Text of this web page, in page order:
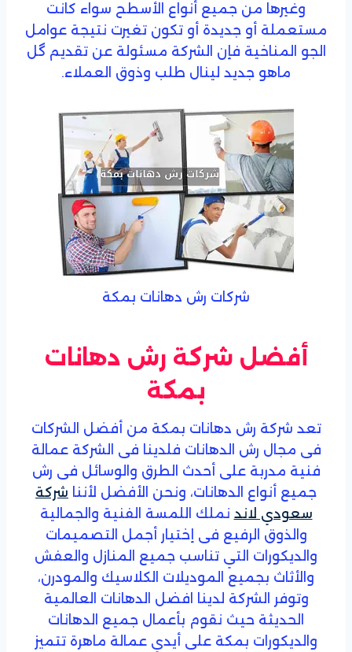
وغيرها من جميع أنواع الأسطح سواء كانت
مستعملة أو جديدة أو تكون تغيرت نتيجة عوامل
الجو المناخية فإن الشركة مسئولة عن تقديم گل
ماهو جديد لينال طلب وذوق العملاء.
شركات رش دهانات بمكة‎
أفضل شركة رش دهانات
بمكة
تعد شركة رش دهانات بمكة من أفضل الشركات
فى مجال رش الدهانات فلدينا فى الشركة عمالة
فنية مدربة على أحدث الطرق والوسائل فى رش
جميع أنواع الدهانات، ونحن الأفضل لأننا شركة
سعودي لاند نملك اللمسة الفنية والجمالية
والذوق الرفيع فى إختيار أجمل التصميمات
والديكورات التي تناسب جميع المنازل والعفش
والأثاث بجميع الموديلات الكلاسيك والمودرن،
وتوفر الشركة لدينا افضل الدهانات العالمية
الحديثة حيث نقوم بأعمال جميع الدهانات
والديكورات بمكة على أيدي عمالة ماهرة تتميز